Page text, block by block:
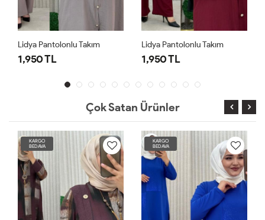
Lidya Pantolonlu Takım
1,950 TL
Lidya Pantolonlu Takım
1,950 TL
Çok Satan Ürünler
KARGO
BEDAVA
KARGO
BEDAVA